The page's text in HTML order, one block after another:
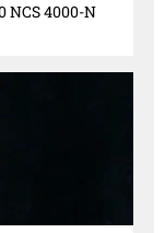
NCS 4000-N